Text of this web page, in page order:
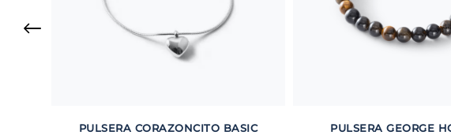
PULSERA CORAZONCITO BASIC PULSERA GEORGE